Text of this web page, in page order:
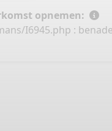
opnemen:
I6945.php :